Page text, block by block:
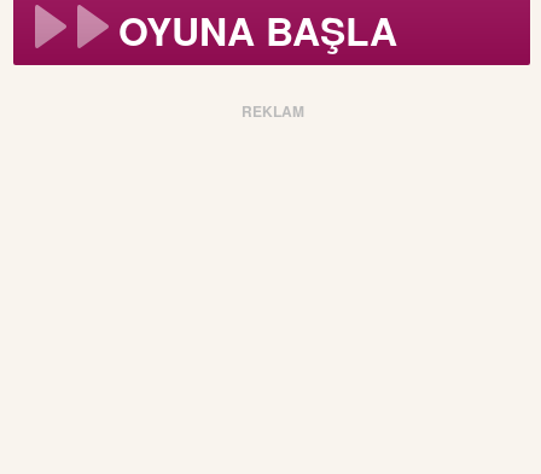
OYUNA BAŞLA
REKLAM